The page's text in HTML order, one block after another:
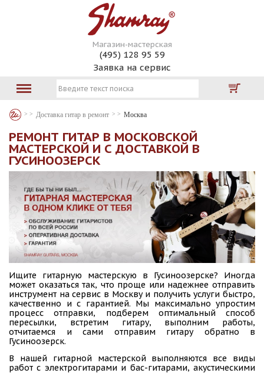
Магазин-мастерская
(495) 128 95 59
Заявка на сервис
Доставка гитар в ремонт Москва
РЕМОНТ ГИТАР В МОСКОВСКОЙ
МАСТЕРСКОЙ И С ДОСТАВКОЙ В
ГУСИНООЗЕРСК
Ищите гитарную мастерскую в Гусиноозерске? Иногда
может оказаться так, что проще или надежнее отправить
инструмент на сервис в Москву и получить услуги быстро,
качественно и с гарантией. Мы максимально упростим
процесс отправки, подберем оптимальный способ
пересылки, встретим гитару, выполним работы,
отчитаемся и сами отправим гитару обратно в
Гусиноозерск.
В нашей гитарной мастерской выполняются все виды
работ с электрогитарами и бас-гитарами, акустическими